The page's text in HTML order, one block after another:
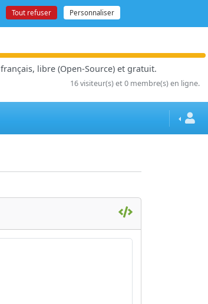
libre (Open-Source) et gratuit.
16 visiteur(s) et 0 membre(s) en ligne.
Tout refuser Personnaliser